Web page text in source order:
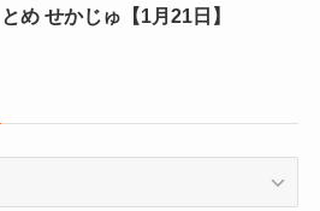
とめ せかじゅ【1月21日】